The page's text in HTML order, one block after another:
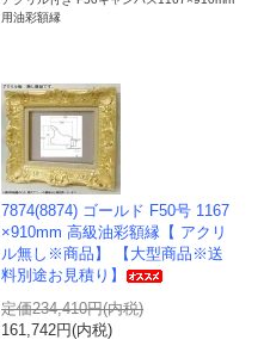
用油彩額縁
7874(8874) ゴールド F50号 1167
×910mm 高級油彩額縁【 アクリ
ル無し※商品】 【大型商品※送
料別途お見積り】
定価234,410円(内税)
161,742円(内税)